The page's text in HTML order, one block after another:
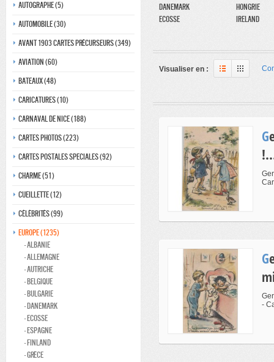
Autographe (5)
Automobile (30)
Avant 1903 Cartes précurseurs (349)
Aviation (60)
Bateaux (48)
Caricatures (10)
Carnaval de nice (188)
Cartes photos (223)
Cartes postales speciales (92)
Charme (51)
Cueillette (12)
Célébrités (99)
Europe (1235)
- Albanie
- Allemagne
- Autriche
- Belgique
- Bulgarie
- Danemark
- ecosse
- Espagne
- Finland
- Grèce
Danemark
ecosse
Hongrie
Ireland
Visualiser en :
Germaine Bouret - Il est pépére,on l'a eu au tournant celui.la
Germaine Bouret - Les femmes,ça peut jamais se lever avant
-